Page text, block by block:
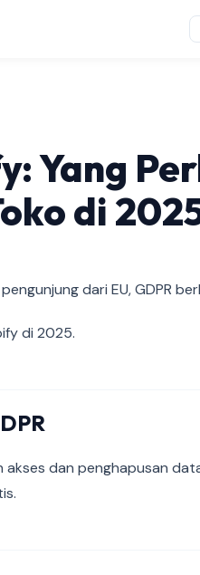
Yang
di
dari EU, GDPR
di 2025.
akses dan penghapusan